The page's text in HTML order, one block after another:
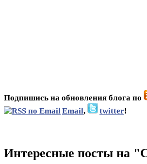
Подпишись на обновления блога по
Email, twitter!
Интересные посты на